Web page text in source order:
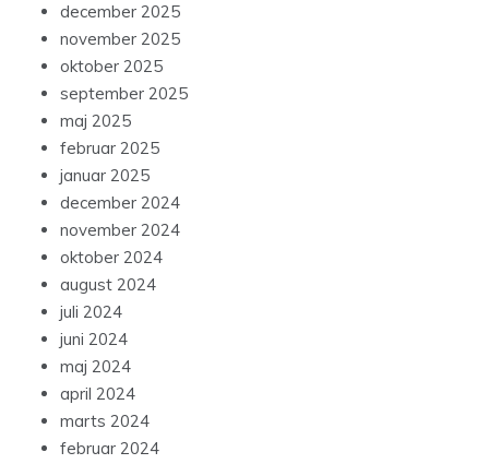
december 2025
november 2025
oktober 2025
september 2025
maj 2025
februar 2025
januar 2025
december 2024
november 2024
oktober 2024
august 2024
juli 2024
juni 2024
maj 2024
april 2024
marts 2024
februar 2024